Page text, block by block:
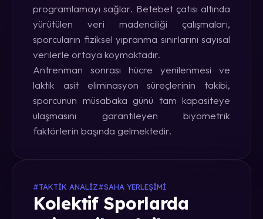
programlamayı sağlar. Betebet çatısı altında
yürütülen veri madenciliği çalışmaları,
sporcuların fiziksel yıpranma sınırlarını sayısal
verilerle ortaya koymaktadır.
Antrenman sonrası hücre yenilenmesi ve
laktik asit eliminasyon süreçlerinin takibi,
sporcunun müsabaka günü tam kapasiteye
ulaşmasını garantileyen biyometrik
faktörlerin başında gelmektedir.
#TAKTIK ANALIZ#SAHA YERLEŞIMI
Kolektif Sporlarda